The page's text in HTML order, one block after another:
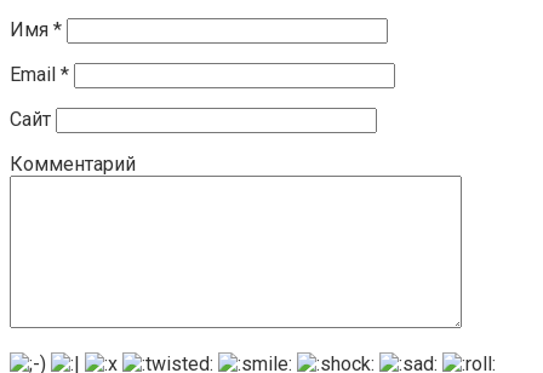
Имя *
Email *
Сайт
Комментарий